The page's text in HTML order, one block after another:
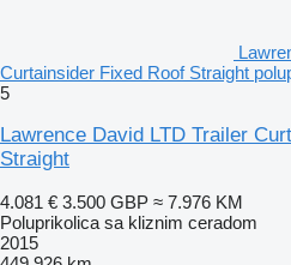
Curtainsider Fixed Roof Straight
5
Lawrence David LTD Trailer
Straight
4.081 € 3.500 GBP ≈ 7.976 KM
Poluprikolica sa kliznim ceradom
2015